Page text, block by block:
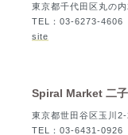
東京都千代田区丸の
TEL：03-6273-4606
site
Spiral Market 二
東京都世田谷区玉川
TEL：03-6431-0926